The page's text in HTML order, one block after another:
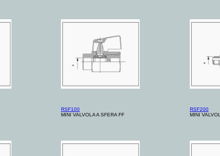
RSF100
MINI VALVOLA A SFERA FF
RSF200
MINI